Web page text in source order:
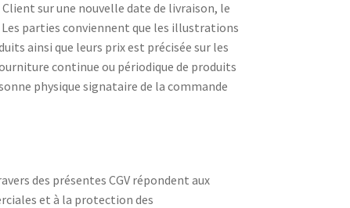
sur une nouvelle date de livraison, le
parties conviennent que les illustrations
ainsi que leurs prix est précisée sur les
continue ou périodique de produits
physique signataire de la commande
des présentes CGV répondent aux
et à la protection des